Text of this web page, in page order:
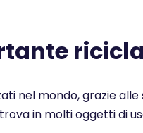
nel mondo, grazie
in molti oggetti di